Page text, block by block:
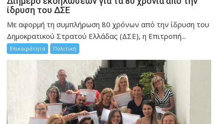
ίδρυση του ΔΣΕ
Με αφορμή τη συμπλήρωση 80 χρόνων από την ίδρυση του
Δημοκρατικού Στρατού Ελλάδας (ΔΣΕ), η Επιτροπή...
Επικαιρότητα Πολιτική